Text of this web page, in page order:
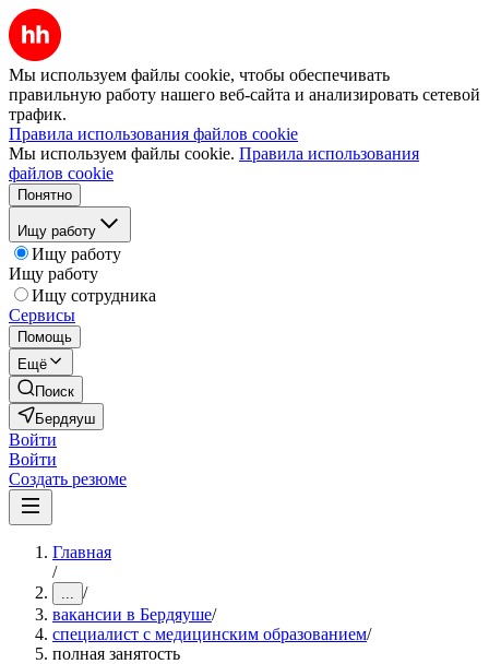
Мы используем файлы cookie, чтобы обеспечивать
правильную работу нашего веб-сайта и анализировать сетевой
трафик.
Правила использования файлов cookie
Мы используем файлы cookie. Правила использования
файлов cookie
Понятно
Ищу работу
Ищу работу
Ищу работу
Ищу сотрудника
Сервисы
Помощь
Ещё
Поиск
Бердяуш
Войти
Войти
Создать резюме
Главная
/
... /
вакансии в Бердяуше/
специалист с медицинским образованием/
полная занятость